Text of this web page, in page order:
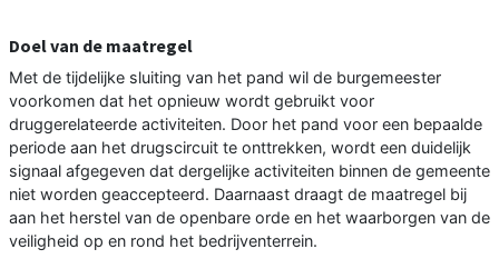
Doel van de maatregel
Met de tijdelijke sluiting van het pand wil de burgemeester
voorkomen dat het opnieuw wordt gebruikt voor
druggerelateerde activiteiten. Door het pand voor een bepaalde
periode aan het drugscircuit te onttrekken, wordt een duidelijk
signaal afgegeven dat dergelijke activiteiten binnen de gemeente
niet worden geaccepteerd. Daarnaast draagt de maatregel bij
aan het herstel van de openbare orde en het waarborgen van de
veiligheid op en rond het bedrijventerrein.